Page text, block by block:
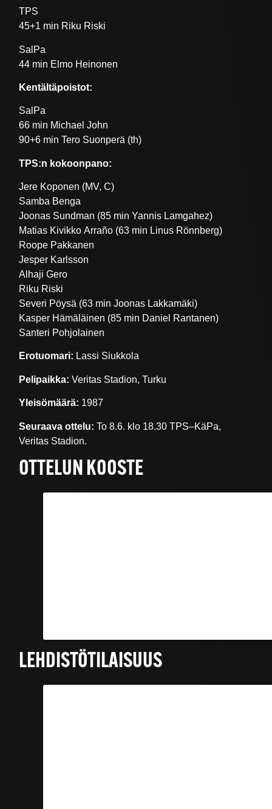
TPS
45+1 min Riku Riski
SalPa
44 min Elmo Heinonen
Kentältäpoistot:
SalPa
66 min Michael John
90+6 min Tero Suonperä (th)
TPS:n kokoonpano:
Jere Koponen (MV, C)
Samba Benga
Joonas Sundman (85 min Yannis Lamgahez)
Matias Kivikko Arraño (63 min Linus Rönnberg)
Roope Pakkanen
Jesper Karlsson
Alhaji Gero
Riku Riski
Severi Pöysä (63 min Joonas Lakkamäki)
Kasper Hämäläinen (85 min Daniel Rantanen)
Santeri Pohjolainen
Erotuomari: Lassi Siukkola
Pelipaikka: Veritas Stadion, Turku
Yleisömäärä: 1987
Seuraava ottelu:To 8.6. klo 18.30 TPS–KäPa,
Veritas Stadion.
OTTELUN KOOSTE
LEHDISTÖTILAISUUS